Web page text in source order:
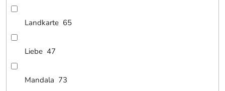
Landkarte 65
Liebe 47
Mandala 73